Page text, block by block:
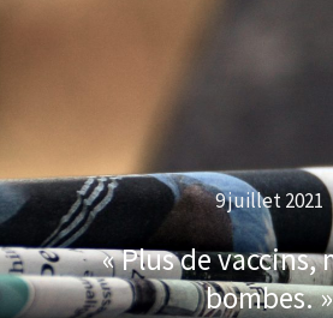
9 juillet 2021
« Plus de vaccins,
bombes. »